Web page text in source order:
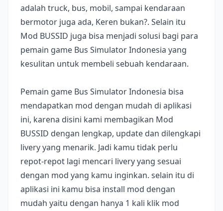
adalah truck, bus, mobil, sampai kendaraan
bermotor juga ada, Keren bukan?. Selain itu
Mod BUSSID juga bisa menjadi solusi bagi para
pemain game Bus Simulator Indonesia yang
kesulitan untuk membeli sebuah kendaraan.
Pemain game Bus Simulator Indonesia bisa
mendapatkan mod dengan mudah di aplikasi
ini, karena disini kami membagikan Mod
BUSSID dengan lengkap, update dan dilengkapi
livery yang menarik. Jadi kamu tidak perlu
repot-repot lagi mencari livery yang sesuai
dengan mod yang kamu inginkan. selain itu di
aplikasi ini kamu bisa install mod dengan
mudah yaitu dengan hanya 1 kali klik mod